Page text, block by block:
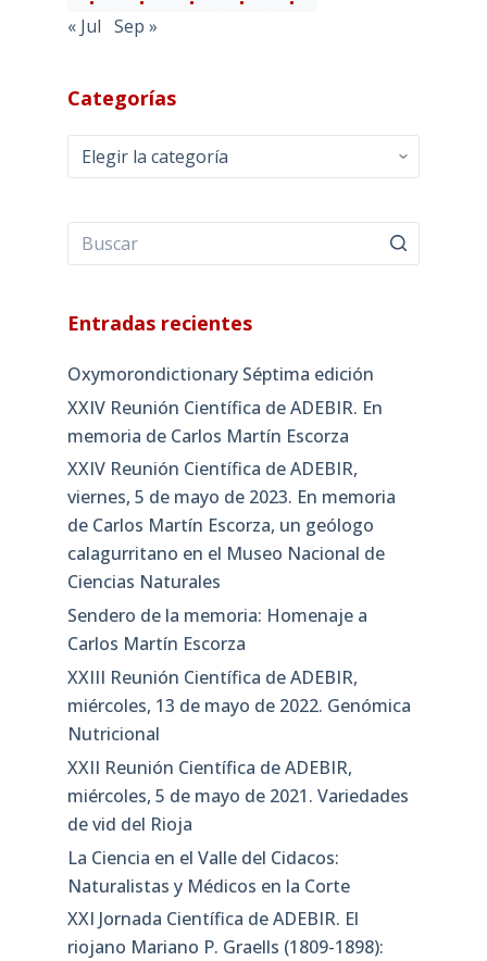
« Jul Sep »
Categorías
Categorías
Entradas recientes
Oxymorondictionary Séptima edición
XXIV Reunión Científica de ADEBIR. En
memoria de Carlos Martín Escorza
XXIV Reunión Científica de ADEBIR,
viernes, 5 de mayo de 2023. En memoria
de Carlos Martín Escorza, un geólogo
calagurritano en el Museo Nacional de
Ciencias Naturales
Sendero de la memoria: Homenaje a
Carlos Martín Escorza
XXIII Reunión Científica de ADEBIR,
miércoles, 13 de mayo de 2022. Genómica
Nutricional
XXII Reunión Científica de ADEBIR,
miércoles, 5 de mayo de 2021. Variedades
de vid del Rioja
La Ciencia en el Valle del Cidacos:
Naturalistas y Médicos en la Corte
XXI Jornada Científica de ADEBIR. El
riojano Mariano P. Graells (1809-1898):